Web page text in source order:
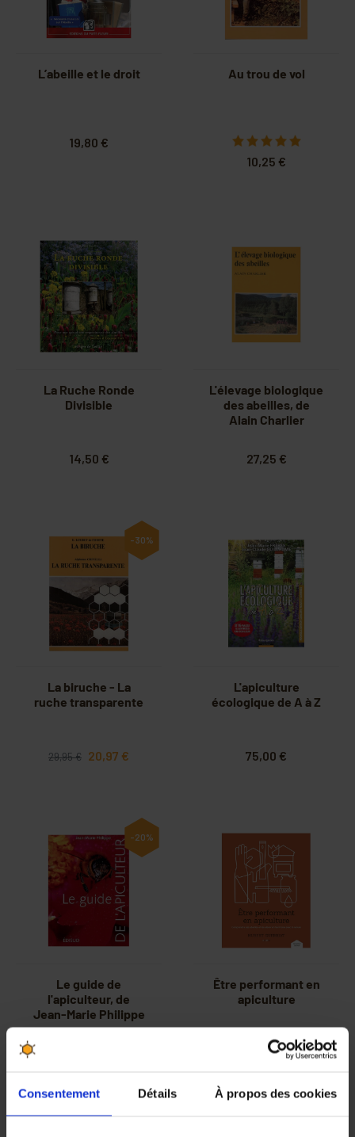
Consentement Détails À propos des cookies
L’abeille et le droit
19,80 €
Au trou de vol
10,25 €
La Ruche Ronde
Divisible
14,50 €
L'élevage biologique
des abeilles, de
Alain Charlier
27,25 €
-30%
La biruche - La
ruche transparente
29,95 € 20,97 €
L'apiculture
écologique de A à Z
75,00 €
-20%
Le guide de
l'apiculteur, de
Jean-Marie Philippe
Être performant en
apiculture